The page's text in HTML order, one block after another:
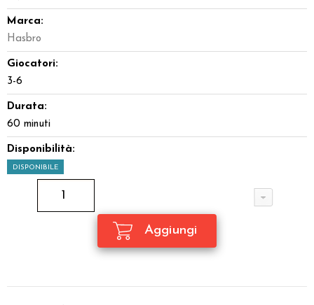
Marca:
Hasbro
Giocatori:
3-6
Durata:
60 minuti
Disponibilità:
DISPONIBILE